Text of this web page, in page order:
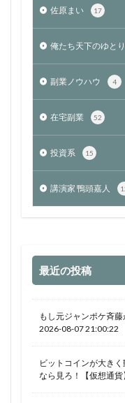
佐原まい 17
俺たち天下のゆと
副業ノウハウ 4
在宅副業 52
投資系 15
講演家 鴨頭嘉人
最近の投稿
もし元ジャンポケ斉
2026-08-07 21:00:22
ビットコインが大き
なら見ろ！【仮想通